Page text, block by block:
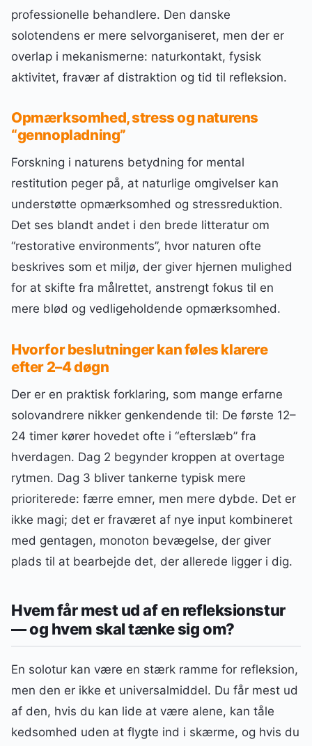
professionelle behandlere. Den danske
solotendens er mere selvorganiseret, men der er
overlap i mekanismerne: naturkontakt, fysisk
aktivitet, fravær af distraktion og tid til refleksion.
Opmærksomhed, stress og naturens
“gennopladning”
Forskning i naturens betydning for mental
restitution peger på, at naturlige omgivelser kan
understøtte opmærksomhed og stressreduktion.
Det ses blandt andet i den brede litteratur om
“restorative environments”, hvor naturen ofte
beskrives som et miljø, der giver hjernen mulighed
for at skifte fra målrettet, anstrengt fokus til en
mere blød og vedligeholdende opmærksomhed.
Hvorfor beslutninger kan føles klarere
efter 2–4 døgn
Der er en praktisk forklaring, som mange erfarne
solovandrere nikker genkendende til: De første 12–
24 timer kører hovedet ofte i “efterslæb” fra
hverdagen. Dag 2 begynder kroppen at overtage
rytmen. Dag 3 bliver tankerne typisk mere
prioriterede: færre emner, men mere dybde. Det er
ikke magi; det er fraværet af nye input kombineret
med gentagen, monoton bevægelse, der giver
plads til at bearbejde det, der allerede ligger i dig.
Hvem får mest ud af en refleksionstur
— og hvem skal tænke sig om?
En solotur kan være en stærk ramme for refleksion,
men den er ikke et universalmiddel. Du får mest ud
af den, hvis du kan lide at være alene, kan tåle
kedsomhed uden at flygte ind i skærme, og hvis du